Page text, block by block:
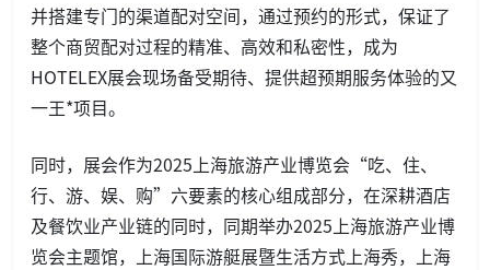
并搭建专门的渠道配对空间，通过预约的形式，保证了
整个商贸配对过程的精准、高效和私密性，成为
HOTELEX展会现场备受期待、提供超预期服务体验的又
一王*项目。
同时，展会作为2025上海旅游产业博览会“吃、住、
行、游、娱、购”六要素的核心组成部分，在深耕酒店
及餐饮业产业链的同时，同期举办2025上海旅游产业博
览会主题馆，上海国际游艇展暨生活方式上海秀，上海